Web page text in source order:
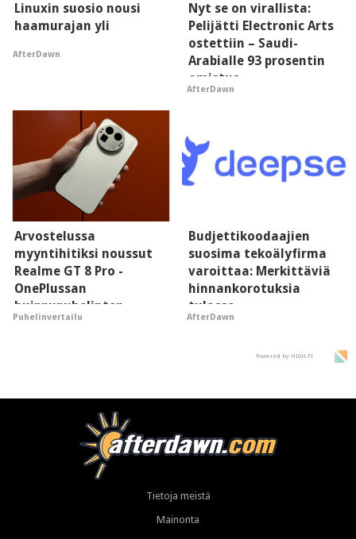
Linuxin suosio nousi
haamurajan yli
AfterDawn
Nyt se on virallista:
Pelijätti Electronic Arts
ostettiin – Saudi-
Arabialle 93 prosentin
omistus
AfterDawn
Arvostelussa
myyntihitiksi noussut
Realme GT 8 Pro -
OnePlussan
huippupuhelinten
"perillinen"
Puhelinvertailu
Budjettikoodaajien
suosima tekoälyfirma
varoittaa: Merkittäviä
hinnankorotuksia
tulossa
AfterDawn
Powered by HIGH.FI
Tietoja meistä
Mainonta